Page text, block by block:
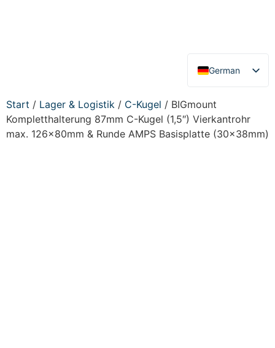
German
English
Start / Lager & Logistik / C-Kugel / BIGmount
Kompletthalterung 87mm C-Kugel (1,5″) Vierkantrohr
max. 126x80mm & Runde AMPS Basisplatte (30x38mm)